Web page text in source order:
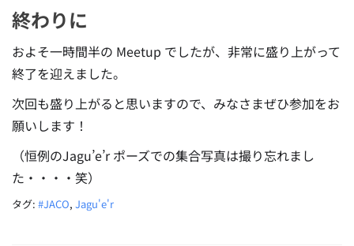
終わりに
およそ一時間半の Meetup でしたが、非常に盛り上がって
終了を迎えました。
次回も盛り上がると思いますので、みなさまぜひ参加をお
願いします！
（恒例のJagu’e’r ポーズでの集合写真は撮り忘れまし
た・・・・笑）
タグ: #JACO, Jagu'e'r